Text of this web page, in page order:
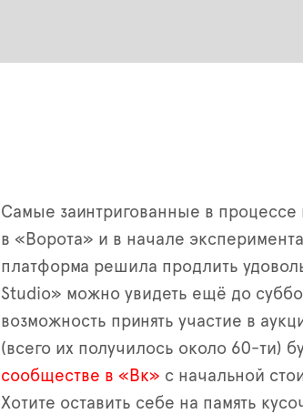
Самые заинтригованные в процессе
в «Ворота» и в начале
платформа решила продлить
Studio» можно увидеть ещё до
возможность принять участие в
(всего их получилось около 60-ти)
сообществе в «Вк» с начальной
Хотите оставить себе на память